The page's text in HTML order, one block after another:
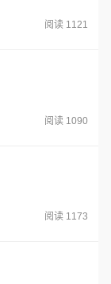
阅读 1121
阅读 1090
阅读 1173